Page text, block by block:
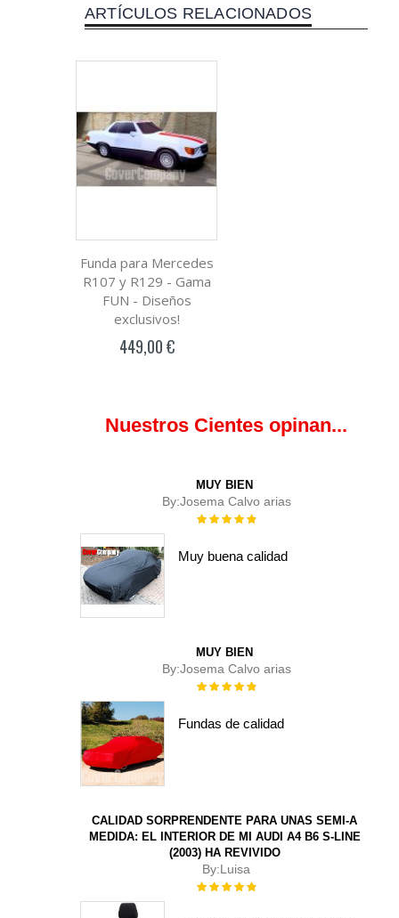
ARTÍCULOS RELACIONADOS
Funda para Mercedes
R107 y R129 - Gama
FUN - Diseños
exclusivos!
449,00 €
Nuestros Cientes opinan...
MUY BIEN
By:Josema Calvo arias
Rating:
Muy buena calidad
MUY BIEN
By:Josema Calvo arias
Rating:
Fundas de calidad
CALIDAD SORPRENDENTE PARA UNAS SEMI-A
MEDIDA: EL INTERIOR DE MI AUDI A4 B6 S-LINE
(2003) HA REVIVIDO
By:Luisa
Rating: